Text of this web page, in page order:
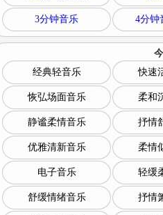
3分钟音乐 4分钟
经典轻音乐
快速
恢弘场面音乐 柔和
静谧柔情音乐 抒情
优雅清新音乐 柔情
电子音乐 轻缓
舒缓情绪音乐 抒情